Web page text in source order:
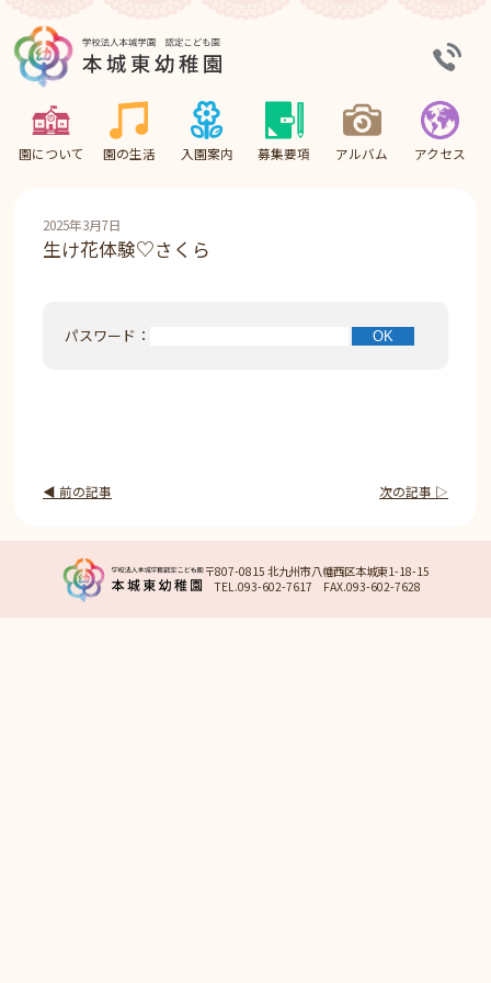
園について 園の生活 入園案内 募集要項 アルバム アクセス
2025年3月7日
生け花体験♡さくら
パスワード：
◀︎ 前の記事 次の記事 ▷
〒807-0815 北九州市八幡西区本城東1-18-15
TEL.093-602-7617 FAX.093-602-7628